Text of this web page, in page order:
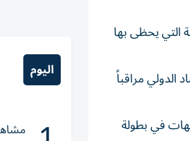
التي يحظى بها
الدولي مراقباً
في بطولة
اليوم